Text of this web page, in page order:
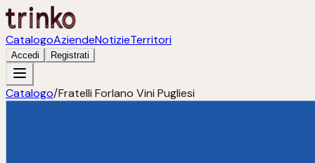
CatalogoAziendeNotizieTerritori
Accedi Registrati
Catalogo/Fratelli Forlano Vini Pugliesi